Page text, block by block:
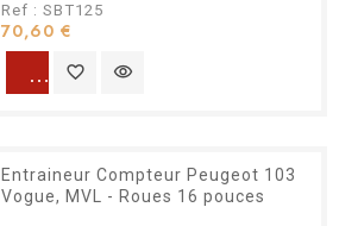
Ref : SBT125
70,60 €
favorite_border visibility
Entraineur Compteur Peugeot 103
Vogue, MVL - Roues 16 pouces